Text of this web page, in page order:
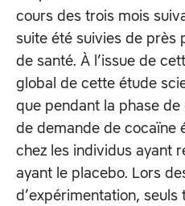
cours des trois mois
suite été suivies de près
de santé. À l’issue de
global de cette étude
que pendant la phase
de demande de cocaïne
chez les individus ayant
ayant le placebo. Lors
d’expérimentation,